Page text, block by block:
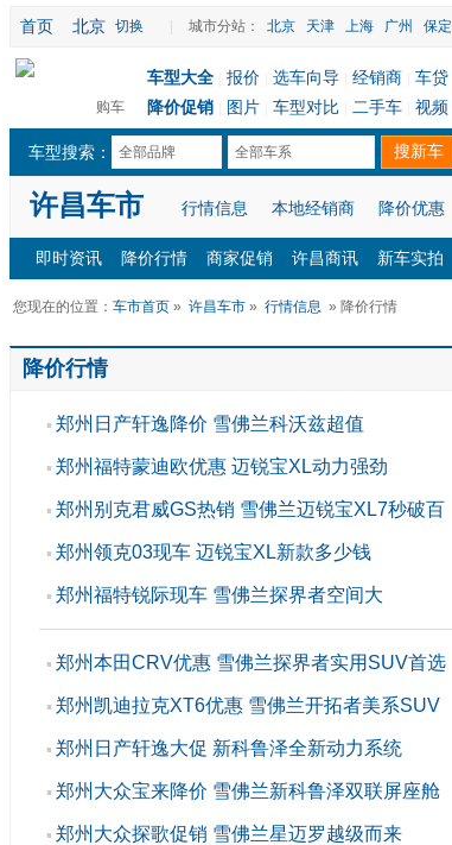
首页 北京 切换 城市分站： 北京 天津 上海 广州 保定
购车
车型大全 报价 选车向导 经销商
车贷
降价促销
图片 车型对比 二手车 视频
车型搜索： 全部品牌 全部车系
许昌车市 行情信息 本地经销商 降价优惠
即时资讯 降价行情 商家促销 许昌商讯 新车实拍
您现在的位置： 车市首页 » 许昌车市 » 行情信息 » 降价行情
降价行情
▪ 郑州日产轩逸降价 雪佛兰科沃兹超值
▪ 郑州福特蒙迪欧优惠 迈锐宝XL动力强劲
▪ 郑州别克君威GS热销 雪佛兰迈锐宝XL7秒破百
▪ 郑州领克03现车 迈锐宝XL新款多少钱
▪ 郑州福特锐际现车 雪佛兰探界者空间大
▪ 郑州本田CRV优惠 雪佛兰探界者实用SUV首选
▪ 郑州凯迪拉克XT6优惠 雪佛兰开拓者美系SUV
▪ 郑州日产轩逸大促 新科鲁泽全新动力系统
▪ 郑州大众宝来降价 雪佛兰新科鲁泽双联屏座舱
▪ 郑州大众探歌促销 雪佛兰星迈罗越级而来